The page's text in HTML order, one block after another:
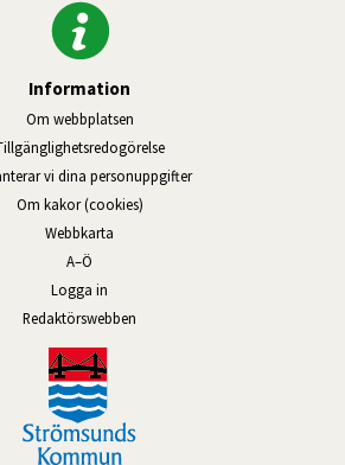
Information
Om webbplatsen
vi dina personuppgifter
Om kakor (cookies)
Webbkarta
A–Ö
Logga in
Redaktörswebben